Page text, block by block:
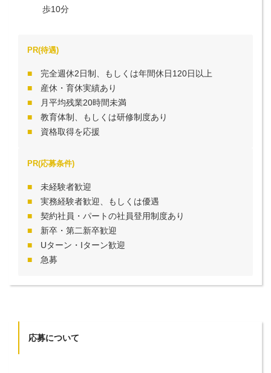
歩10分
PR(待遇)
完全週休2日制、もしくは年間休日120日以上
産休・育休実績あり
月平均残業20時間未満
教育体制、もしくは研修制度あり
資格取得を応援
PR(応募条件)
未経験者歓迎
実務経験者歓迎、もしくは優遇
契約社員・パートの社員登用制度あり
新卒・第二新卒歓迎
Uターン・Iターン歓迎
急募
応募について